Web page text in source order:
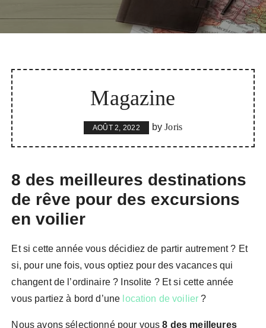
Magazine
AOÛT 2, 2022 byJoris
8 des meilleures destinations
de rêve pour des excursions
en voilier
Et si cette année vous décidiez de partir autrement ? Et
si, pour une fois, vous optiez pour des vacances qui
changent de l’ordinaire ? Insolite ? Et si cette année
vous partiez à bord d’une location de voilier ?
Nous avons sélectionné pour vous8 des meilleures